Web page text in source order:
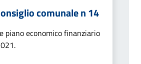
comunale n 14
piano economico finanziario